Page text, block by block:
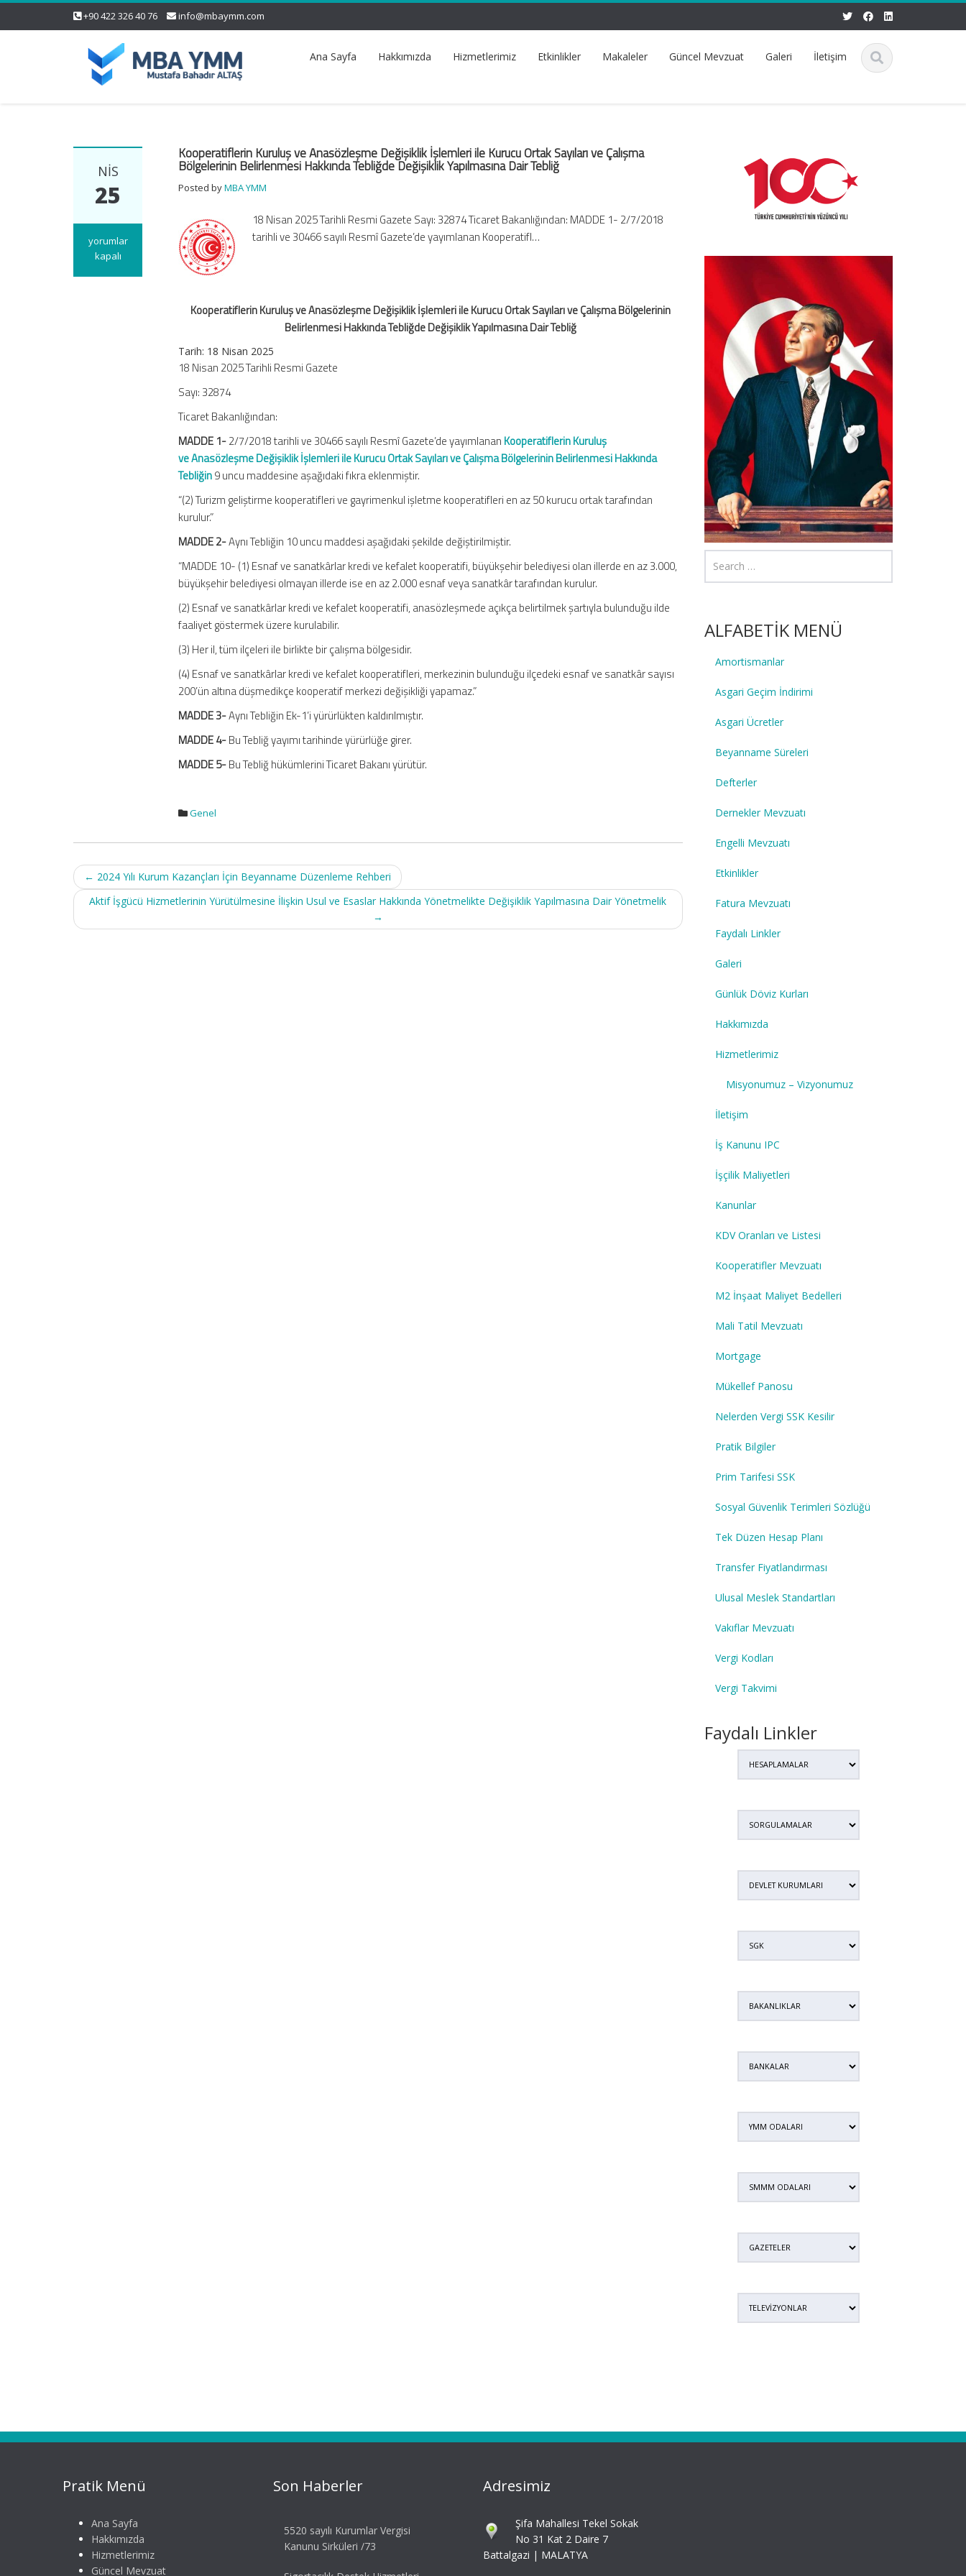
+90 422 326 40 76 info@mbaymm.com
Ana Sayfa Hakkımızda Hizmetlerimiz Etkinlikler Makaleler Güncel Mevzuat Galeri İletişim
NIS
25
Kooperatiflerin
Kuruluş
yorumlar
kapalı
Kooperatiflerin Kuruluş ve Anasözleşme Değişiklik İşlemleri ile Kurucu Ortak Sayıları ve Çalışma
Bölgelerinin Belirlenmesi Hakkında Tebliğde Değişiklik Yapılmasına Dair Tebliğ
Posted byMBA YMM
18 Nisan 2025 Tarihli Resmi Gazete Sayı: 32874 Ticaret Bakanlığından: MADDE 1- 2/7/2018
tarihli ve 30466 sayılı Resmî Gazete’de yayımlanan Kooperatifl…
Kooperatiflerin Kuruluş ve Anasözleşme Değişiklik İşlemleri ile Kurucu Ortak Sayıları ve Çalışma Bölgelerinin
Belirlenmesi Hakkında Tebliğde Değişiklik Yapılmasına Dair Tebliğ
Tarih: 18 Nisan 2025
18 Nisan 2025 Tarihli Resmi Gazete
Sayı: 32874
Ticaret Bakanlığından:
MADDE 1-2/7/2018 tarihli ve 30466 sayılı Resmî Gazete’de yayımlanan Kooperatiflerin Kuruluş
ve Anasözleşme Değişiklik İşlemleri ile Kurucu Ortak Sayıları ve Çalışma Bölgelerinin Belirlenmesi Hakkında
Tebliğin9 uncu maddesine aşağıdaki fıkra eklenmiştir.
“(2) Turizm geliştirme kooperatifleri ve gayrimenkul işletme kooperatifleri en az 50 kurucu ortak tarafından
kurulur.”
MADDE 2-Aynı Tebliğin 10 uncu maddesi aşağıdaki şekilde değiştirilmiştir.
“MADDE 10- (1) Esnaf ve sanatkârlar kredi ve kefalet kooperatifi, büyükşehir belediyesi olan illerde en az 3.000,
büyükşehir belediyesi olmayan illerde ise en az 2.000 esnaf veya sanatkâr tarafından kurulur.
(2) Esnaf ve sanatkârlar kredi ve kefalet kooperatifi, anasözleşmede açıkça belirtilmek şartıyla bulunduğu ilde
faaliyet göstermek üzere kurulabilir.
(3) Her il, tüm ilçeleri ile birlikte bir çalışma bölgesidir.
(4) Esnaf ve sanatkârlar kredi ve kefalet kooperatifleri, merkezinin bulunduğu ilçedeki esnaf ve sanatkâr sayısı
200’ün altına düşmedikçe kooperatif merkezi değişikliği yapamaz.”
MADDE 3-Aynı Tebliğin Ek-1’i yürürlükten kaldırılmıştır.
MADDE 4-Bu Tebliğ yayımı tarihinde yürürlüğe girer.
MADDE 5-Bu Tebliğ hükümlerini Ticaret Bakanı yürütür.
Genel
Post
navigation
← 2024 Yılı Kurum Kazançları İçin Beyanname Düzenleme Rehberi
Aktif İşgücü Hizmetlerinin Yürütülmesine İlişkin Usul ve Esaslar Hakkında Yönetmelikte Değişiklik Yapılmasına Dair Yönetmelik
→
ALFABETİK MENÜ
Amortismanlar
Asgari Geçim İndirimi
Asgari Ücretler
Beyanname Süreleri
Defterler
Dernekler Mevzuatı
Engelli Mevzuatı
Etkinlikler
Fatura Mevzuatı
Faydalı Linkler
Galeri
Günlük Döviz Kurları
Hakkımızda
Hizmetlerimiz
Misyonumuz – Vizyonumuz
İletişim
İş Kanunu IPC
İşçilik Maliyetleri
Kanunlar
KDV Oranları ve Listesi
Kooperatifler Mevzuatı
M2 İnşaat Maliyet Bedelleri
Mali Tatil Mevzuatı
Mortgage
Mükellef Panosu
Nelerden Vergi SSK Kesilir
Pratik Bilgiler
Prim Tarifesi SSK
Sosyal Güvenlik Terimleri Sözlüğü
Tek Düzen Hesap Planı
Transfer Fiyatlandırması
Ulusal Meslek Standartları
Vakıflar Mevzuatı
Vergi Kodları
Vergi Takvimi
Faydalı Linkler
Pratik Menü
Ana Sayfa
Hakkımızda
Hizmetlerimiz
Güncel Mevzuat
Son Haberler
5520 sayılı Kurumlar Vergisi
Kanunu Sirküleri /73
Adresimiz
Şifa Mahallesi Tekel Sokak
No 31 Kat 2 Daire 7
Battalgazi | MALATYA